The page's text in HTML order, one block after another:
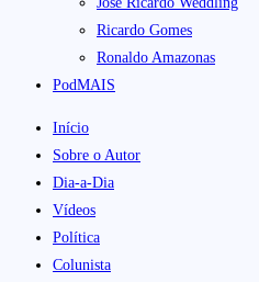
Ricardo Gomes
Ronaldo Amazonas
PodMAIS
Início
Sobre o Autor
Dia-a-Dia
Vídeos
Política
Colunista